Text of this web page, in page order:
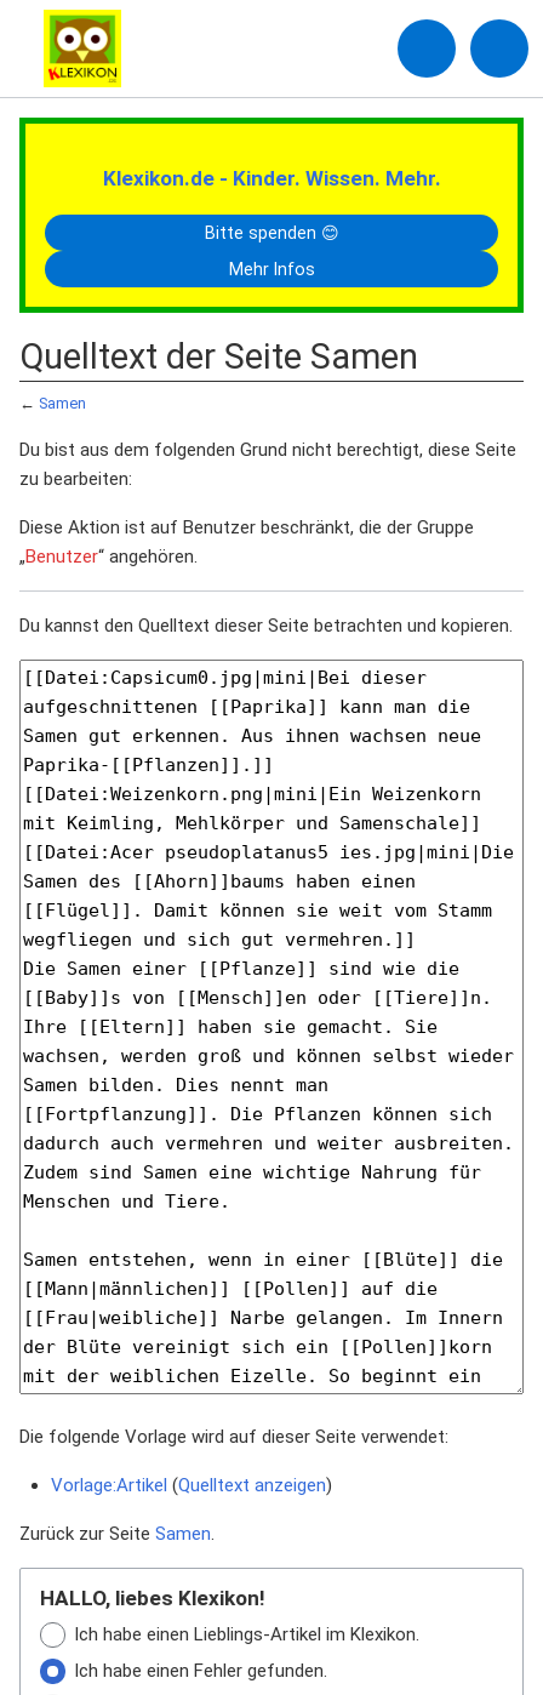
Klexikon.de - Kinder. Wissen. Mehr.
Bitte spenden 😊
Mehr Infos
Quelltext der Seite Samen
← Samen
Du bist aus dem folgenden Grund nicht berechtigt, diese Seite
zu bearbeiten:
Diese Aktion ist auf Benutzer beschränkt, die der Gruppe
„Benutzer“ angehören.
Du kannst den Quelltext dieser Seite betrachten und kopieren.
Die folgende Vorlage wird auf dieser Seite verwendet:
Vorlage:Artikel (Quelltext anzeigen)
Zurück zur Seite Samen.
HALLO, liebes Klexikon!
Ich habe einen Lieblings-Artikel im Klexikon.
Ich habe einen Fehler gefunden.